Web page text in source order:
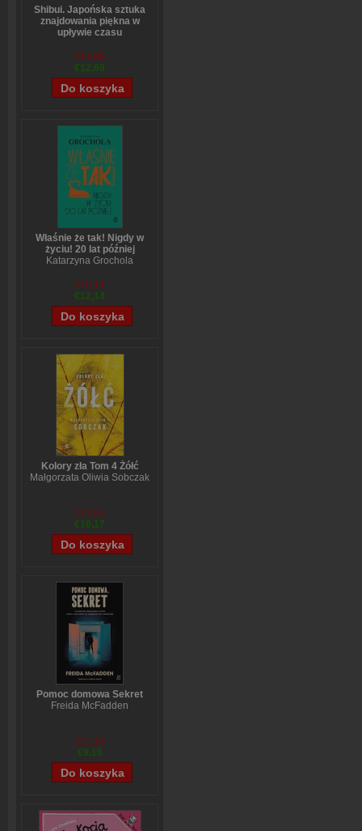
Shibui. Japońska sztuka
znajdowania piękna w
upływie czasu
€14,89
€12,69
Właśnie że tak! Nigdy w
życiu! 20 lat później
Katarzyna Grochola
€15,11
€12,14
Kolory zła Tom 4 Żółć
Małgorzata Oliwia Sobczak
€12,65
€10,17
Pomoc domowa Sekret
Freida McFadden
€12,13
€9,16